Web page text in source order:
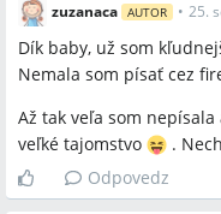
zuzanaca AUTOR • 25.
Dík baby, už som
Nemala som písať cez
Až tak veľa som
veľké tajomstvo
.
Odpovedz